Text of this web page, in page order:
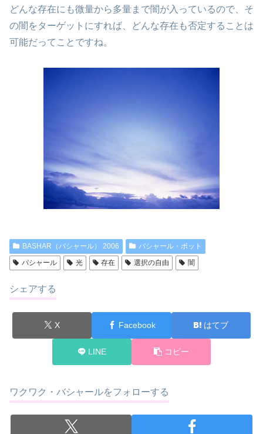
どんな存在にも微量から多量まで闇が入っているので、そ
の闇をターゲットにすれば、どんな存在も否定することは
可能だってことですね。
BASHAR（バシャール） 2006
バシャール・ボット
バシャール
光 存在 選択の自由 闇
シェアする
X Facebook はてブ
LINE コピー
ワクワク・バシャールをフォローする